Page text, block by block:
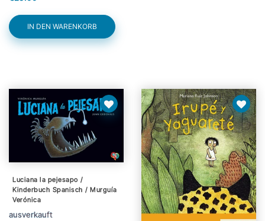
IN DEN WARENKORB
Luciana la pejesapo /
Kinderbuch Spanisch / Murguía
Verónica
ausverkauft